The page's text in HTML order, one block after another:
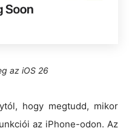
az iOS 26
hogy megtudd, mikor
az iPhone-odon. Az